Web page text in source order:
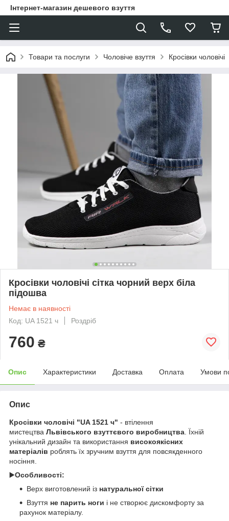
Інтернет-магазин дешевого взуття
Товари та послуги Чоловіче взуття Кросівки чоловічі
Кросівки чоловічі сітка чорний верх біла
підошва
Немає в наявності
Код: UA 1521 ч
Роздріб
760 ₴
Опис Характеристики Доставка Оплата Умови
Опис
Кросівки чоловічі "UA 1521 ч" - втілення
мистецтва Львівського взуттєвого виробництва . Їхній
унікальний дизайн та використання високоякісних
матеріалів роблять їх зручним взуття для повсякденного
носіння.
▶️Особливості:
Верх виготовлений із натуральної сітки
Взуття не парить ноги і не створює дискомфорту за
рахунок матеріалу.